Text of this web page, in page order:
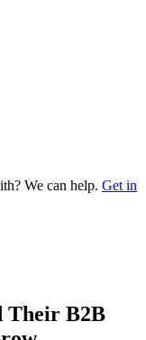
We can help. Get in
Their B2B